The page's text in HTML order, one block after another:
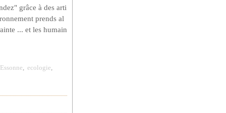
grâce à des arti
prends al
... et les humain
, ecologie,